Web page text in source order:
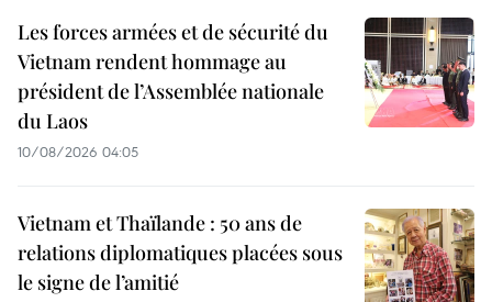
Les forces armées et de sécurité du
Vietnam rendent hommage au
président de l’Assemblée nationale
du Laos
10/08/2026 04:05
Vietnam et Thaïlande : 50 ans de
relations diplomatiques placées sous
le signe de l’amitié